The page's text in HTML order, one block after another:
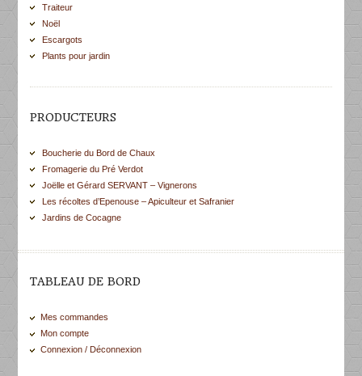
Traiteur
Noël
Escargots
Plants pour jardin
PRODUCTEURS
Boucherie du Bord de Chaux
Fromagerie du Pré Verdot
Joëlle et Gérard SERVANT – Vignerons
Les récoltes d’Epenouse – Apiculteur et Safranier
Jardins de Cocagne
TABLEAU DE BORD
Mes commandes
Mon compte
Connexion / Déconnexion